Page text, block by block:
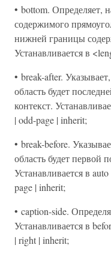
• bottom. Определяет,
содержимого
нижней границы
Устанавливается в
• break-after.
область будет
контекст.
| odd-page | inherit;
• break-before.
область будет первой
Устанавливается в
page | inherit;
• caption-side.
Устанавливается в
| right | inherit;